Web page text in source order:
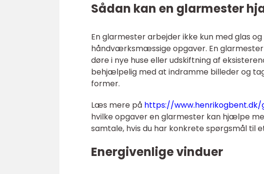
Sådan kan en glarmester
En glarmester arbejder ikke kun med glas
håndværksmæssige opgaver. En
døre i nye huse eller udskiftning af
behjælpelig med at indramme billeder og
former.
Læs mere på https://
hvilke opgaver en glarmester kan hjælpe
samtale, hvis du har konkrete spørgsmål til
Energivenlige vinduer